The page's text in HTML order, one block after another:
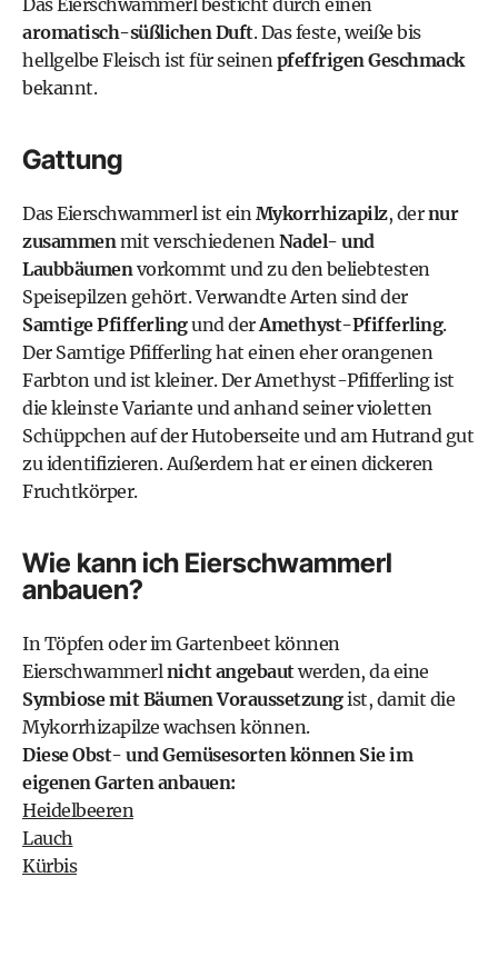
Das Eierschwammerl besticht durch einen
aromatisch-süßlichen Duft. Das feste, weiße bis
hellgelbe Fleisch ist für seinenpfeffrigen Geschmack
bekannt.
Gattung
Das Eierschwammerl ist einMykorrhizapilz, dernur
zusammenmit verschiedenenNadel- und
Laubbäumenvorkommt und zu den beliebtesten
Speisepilzen gehört. Verwandte Arten sind der
Samtige Pfifferlingund derAmethyst-Pfifferling.
Der Samtige Pfifferling hat einen eher orangenen
Farbton und ist kleiner. Der Amethyst-Pfifferling ist
die kleinste Variante und anhand seiner violetten
Schüppchen auf der Hutoberseite und am Hutrand gut
zu identifizieren. Außerdem hat er einen dickeren
Fruchtkörper.
Wie kann ich Eierschwammerl
anbauen?
In Töpfen oder im Gartenbeet können
Eierschwammerlnicht angebautwerden, da eine
Symbiose mit Bäumen Voraussetzungist, damit die
Mykorrhizapilze wachsen können.
Diese Obst- und Gemüsesorten können Sie im
eigenen Garten anbauen:
Heidelbeeren
Lauch
Kürbis